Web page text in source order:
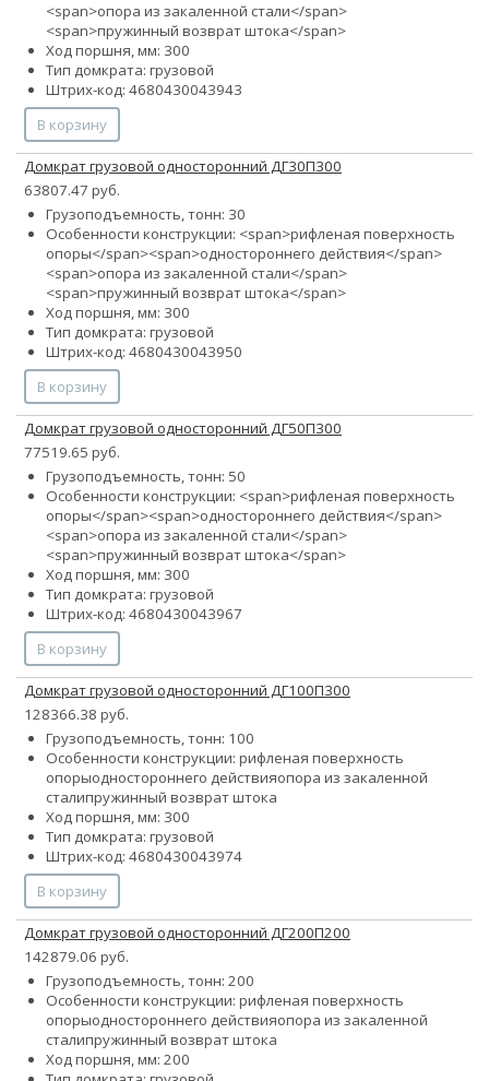
<span>опора из закаленной стали</span>
<span>пружинный возврат штока</span>
Ход поршня, мм: 300
Тип домкрата: грузовой
Штрих-код: 4680430043943
В корзину
Домкрат грузовой односторонний ДГ30П300
63807.47 руб.
Грузоподъемность, тонн: 30
Особенности конструкции: <span>рифленая поверхность
опоры</span><span>одностороннего действия</span>
<span>опора из закаленной стали</span>
<span>пружинный возврат штока</span>
Ход поршня, мм: 300
Тип домкрата: грузовой
Штрих-код: 4680430043950
В корзину
Домкрат грузовой односторонний ДГ50П300
77519.65 руб.
Грузоподъемность, тонн: 50
Особенности конструкции: <span>рифленая поверхность
опоры</span><span>одностороннего действия</span>
<span>опора из закаленной стали</span>
<span>пружинный возврат штока</span>
Ход поршня, мм: 300
Тип домкрата: грузовой
Штрих-код: 4680430043967
В корзину
Домкрат грузовой односторонний ДГ100П300
128366.38 руб.
Грузоподъемность, тонн: 100
Особенности конструкции: рифленая поверхность
опорыодностороннего действияопора из закаленной
сталипружинный возврат штока
Ход поршня, мм: 300
Тип домкрата: грузовой
Штрих-код: 4680430043974
В корзину
Домкрат грузовой односторонний ДГ200П200
142879.06 руб.
Грузоподъемность, тонн: 200
Особенности конструкции: рифленая поверхность
опорыодностороннего действияопора из закаленной
сталипружинный возврат штока
Ход поршня, мм: 200